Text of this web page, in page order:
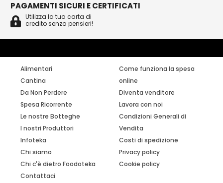
PAGAMENTI SICURI E CERTIFICATI
Utilizza la tua carta di
credito senza pensieri!
Alimentari
Cantina
Da Non Perdere
Spesa Ricorrente
Le nostre Botteghe
I nostri Produttori
Infoteka
Chi siamo
Chi c'è dietro Foodoteka
Contattaci
Come funziona la spesa
online
Diventa venditore
Lavora con noi
Condizioni Generali di
Vendita
Costi di spedizione
Privacy policy
Cookie policy